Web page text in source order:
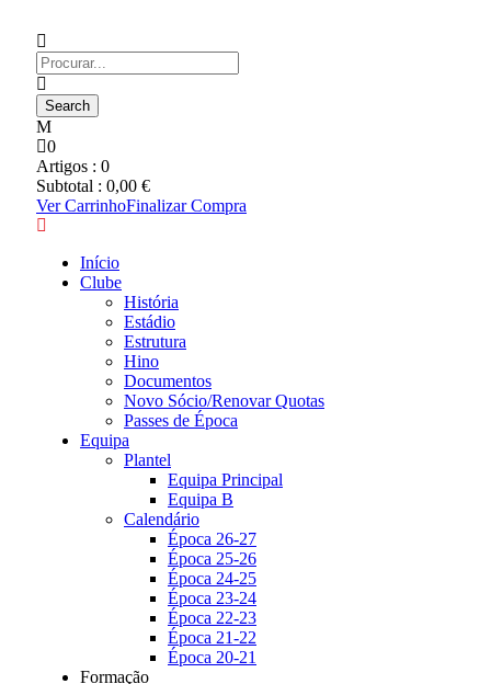
0
Artigos : 0
Subtotal : 0,00 €
Ver CarrinhoFinalizar Compra
Início
Clube
História
Estádio
Estrutura
Hino
Documentos
Novo Sócio/Renovar Quotas
Passes de Época
Equipa
Plantel
Equipa Principal
Equipa B
Calendário
Época 26-27
Época 25-26
Época 24-25
Época 23-24
Época 22-23
Época 21-22
Época 20-21
Formação